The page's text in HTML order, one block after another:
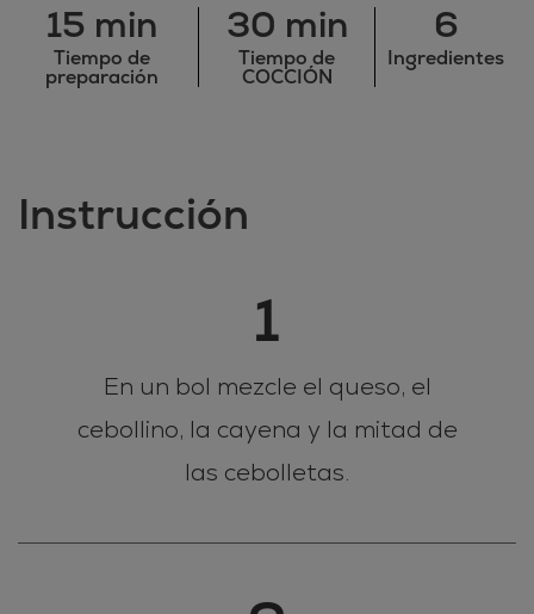
15 min
Tiempo de
preparación
30 min
Tiempo de
COCCIÓN
6
Ingredientes
Instrucción
1
En un bol mezcle el queso, el
cebollino, la cayena y la mitad de
las cebolletas.